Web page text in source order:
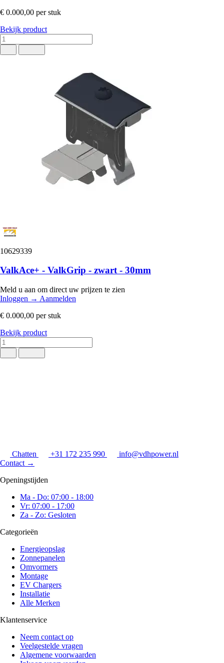
€ 0.000,00 per stuk
Bekijk product
10629339
ValkAce+ - ValkGrip - zwart - 30mm
Meld u aan om direct uw prijzen te zien
Inloggen → Aanmelden
€ 0.000,00 per stuk
Bekijk product
Chatten +31 172 235 990
info@vdhpower.nl
Contact →
Openingstijden
Ma - Do: 07:00 - 18:00
Vr: 07:00 - 17:00
Za - Zo: Gesloten
Categorieën
Energieopslag
Zonnepanelen
Omvormers
Montage
EV Chargers
Installatie
Alle Merken
Klantenservice
Neem contact op
Veelgestelde vragen
Algemene voorwaarden